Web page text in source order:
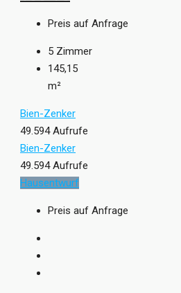
Preis auf Anfrage
5 Zimmer
145,15
m²
Bien-Zenker
49.594 Aufrufe
Bien-Zenker
49.594 Aufrufe
Hausentwurf
Preis auf Anfrage